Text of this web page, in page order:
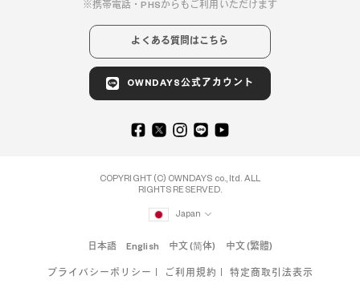
携帯電話・PHSからもご利用いただけます
よくある質問はこちら
OWNDAYS公式アカウント
COPYRIGHT (C) OWNDAYS co., ltd. ALL
RIGHTS RESERVED.
Japan
日本語 English 中文 (简体) 中文 (繁體)
プライバシーポリシー ご利用規約 特定商取引法表示